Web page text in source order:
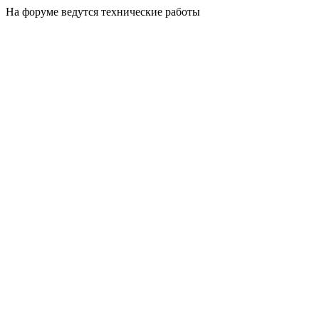
На форуме ведутся технические работы